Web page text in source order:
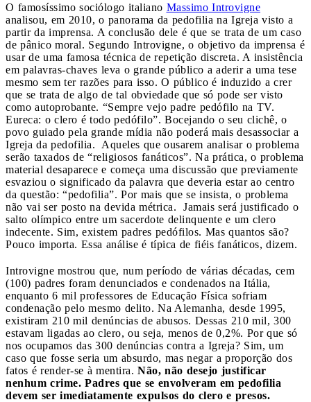
O famosíssimo sociólogo italiano Massimo Introvigne
analisou, em 2010, o panorama da pedofilia na Igreja visto a
partir da imprensa. A conclusão dele é que se trata de um caso
de pânico moral. Segundo Introvigne, o objetivo da imprensa é
usar de uma famosa técnica de repetição discreta. A insistência
em palavras-chaves leva o grande público a aderir a uma tese
mesmo sem ter razões para isso. O público é induzido a crer
que se trata de algo de tal obviedade que só pode ser visto
como autoprobante. “Sempre vejo padre pedófilo na TV.
Eureca: o clero é todo pedófilo”. Bocejando o seu clichê, o
povo guiado pela grande mídia não poderá mais desassociar a
Igreja da pedofilia. Aqueles que ousarem analisar o problema
serão taxados de “religiosos fanáticos”. Na prática, o problema
material desaparece e começa uma discussão que previamente
esvaziou o significado da palavra que deveria estar ao centro
da questão: “pedofilia”. Por mais que se insista, o problema
não vai ser posto na devida métrica. Jamais será justificado o
salto olímpico entre um sacerdote delinquente e um clero
indecente. Sim, existem padres pedófilos. Mas quantos são?
Pouco importa. Essa análise é típica de fiéis fanáticos, dizem.
Introvigne mostrou que, num período de várias décadas, cem
(100) padres foram denunciados e condenados na Itália,
enquanto 6 mil professores de Educação Física sofriam
condenação pelo mesmo delito. Na Alemanha, desde 1995,
existiram 210 mil denúncias de abusos. Dessas 210 mil, 300
estavam ligadas ao clero, ou seja, menos de 0,2%. Por que só
nos ocupamos das 300 denúncias contra a Igreja? Sim, um
caso que fosse seria um absurdo, mas negar a proporção dos
fatos é render-se à mentira. Não, não desejo justificar
nenhum crime. Padres que se envolveram em pedofilia
devem ser imediatamente expulsos do clero e presos.